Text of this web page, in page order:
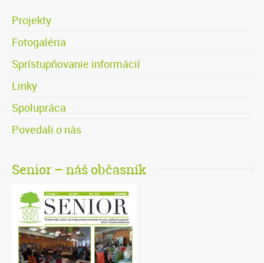
Projekty
Fotogaléria
Sprístupňovanie informácií
Linky
Spolupráca
Povedali o nás
Senior – náš občasník